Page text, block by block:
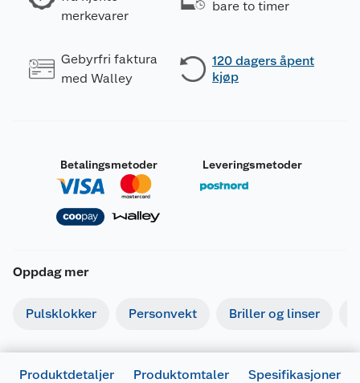
merkevarer
bare to timer
Gebyrfri faktura
med Walley
120 dagers åpent
kjøp
Betalingsmetoder Leveringsmetoder
Oppdag mer
Pulsklokker Personvekt Briller og linser
Produktdetaljer Produktomtaler Spesifikasjoner